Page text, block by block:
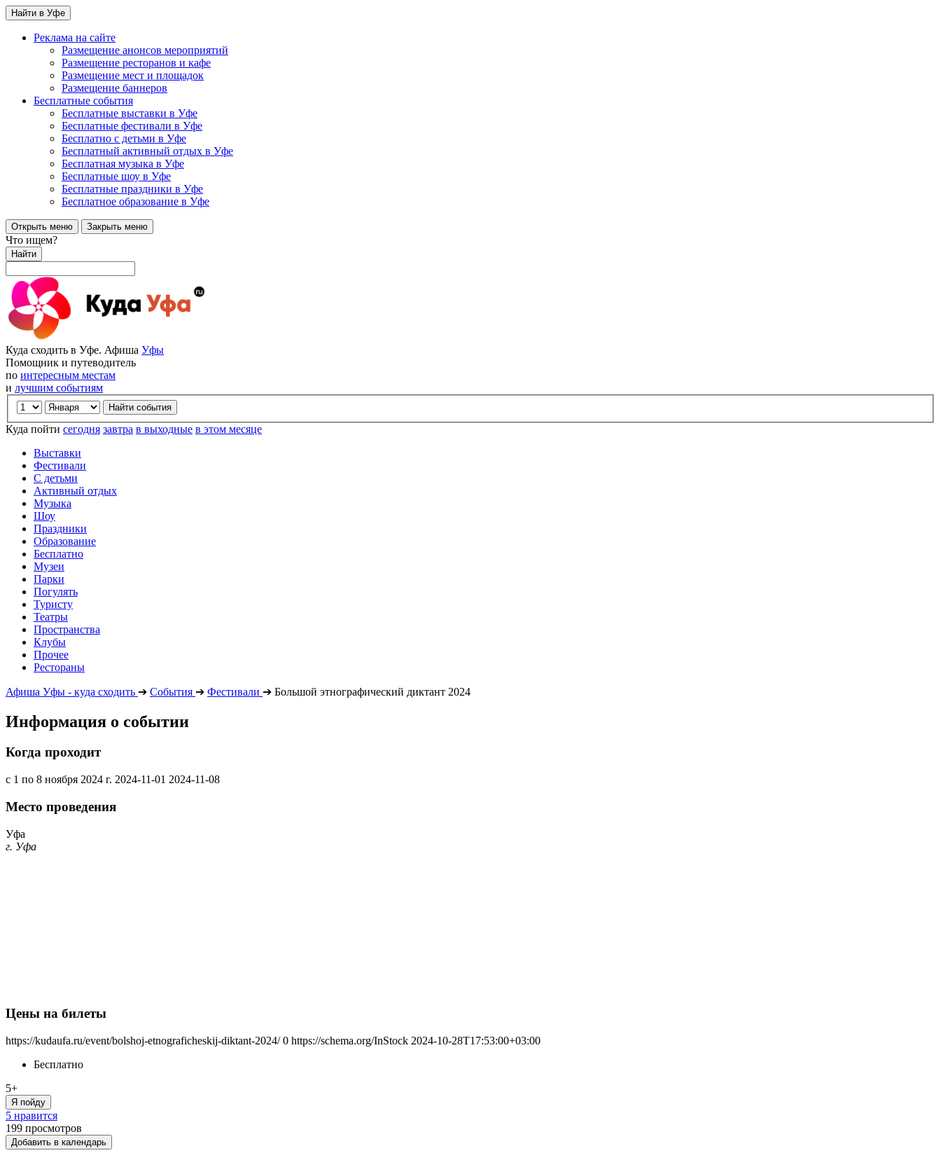
Найти в Уфе
Реклама на сайте
Размещение анонсов мероприятий
Размещение ресторанов и кафе
Размещение мест и площадок
Размещение баннеров
Бесплатные события
Бесплатные выставки в Уфе
Бесплатные фестивали в Уфе
Бесплатно с детьми в Уфе
Бесплатный активный отдых в Уфе
Бесплатная музыка в Уфе
Бесплатные шоу в Уфе
Бесплатные праздники в Уфе
Бесплатное образование в Уфе
Открыть меню Закрыть меню
Что ищем?
Найти
Куда сходить в Уфе. Афиша Уфы
Помощник и путеводитель
по интересным местам
и лучшим событиям
Куда пойти сегодня завтра в выходные в этом месяце
Выставки
Фестивали
С детьми
Активный отдых
Музыка
Шоу
Праздники
Образование
Бесплатно
Музеи
Парки
Погулять
Туристу
Театры
Пространства
Клубы
Прочее
Рестораны
Афиша Уфы - куда сходить ➔ События ➔ Фестивали ➔ Большой этнографический диктант 2024
Информация о событии
Когда проходит
с 1 по 8 ноября 2024 г. 2024-11-01 2024-11-08
Место проведения
Уфа
г. Уфа
Цены на билеты
https://kudaufa.ru/event/bolshoj-etnograficheskij-diktant-2024/ 0 https://schema.org/InStock 2024-10-28T17:53:00+03:00
Бесплатно
5+
Я пойду
5 нравится
199 просмотров
Добавить в календарь